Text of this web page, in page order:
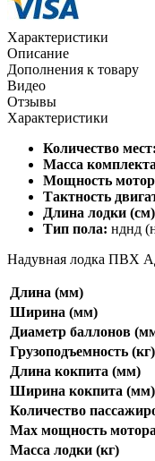
Характеристики
Описание
Дополнения к товару
Видео
Отзывы
Характеристики
Количество мест:
Масса
Мощность
Тактность
Длина лодки
Тип пола: нднд
Надувная лодка ПВХ
Длина (мм)
Ширина (мм)
Диаметр баллонов
Грузоподъемность (кг)
Длина кокпита (мм)
Ширина кокпита (мм)
Количество
Max мощность
Масса лодки (кг)